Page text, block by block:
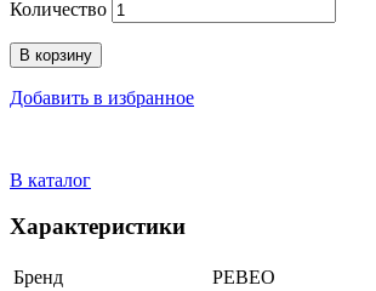
Количество
В корзину
Добавить в избранное
В каталог
Характеристики
Бренд
PEBEO